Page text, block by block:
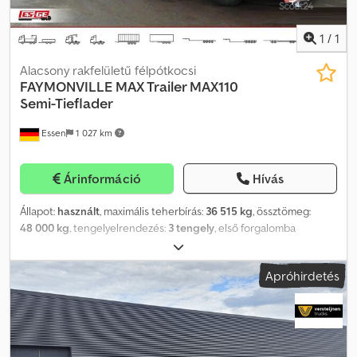
1 / 1
Essen 1 027 km
Alacsony rakfelületű félpótkocsi
FAYMONVILLE MAX Trailer MAX110
Semi-Tieflader
Árinformáció Hívás
Állapot: használt, maximális teherbírás: 36 515 kg, össztömeg:
48 000 kg , tengelyelrendezés: 3 tengely , első forgalomba
, következő vizsga (TÜV):
ABS, Részlet a felszereltségből: * „Hattyúnyak”: Előre kb. 45°-os
szögben, hátrafelé kb. 750 mm x 10°-os szögben ferde sarkokkal
ellátott „hattyúnyak”. 3 pár rögzítőgyűrű (LC 5000 daN). Kb. 30 mm
vastag keményfa burkolat. * Kihúzható raktér: Hátrafelé kb. 1000
mm x 8°-os szögben ferde kialakítású, kihúzható raktér. 5 pár kifelé
csukható rögzítőgyűrű (LC 5000 daN). 3 pár kifelé csukható
Apróhirdetés